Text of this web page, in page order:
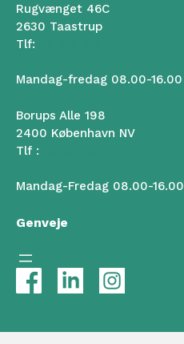
Rugvænget 46C
2630 Taastrup
Tlf:
Mandag-fredag 08.00-16.00
Borups Alle 198
2400 København NV
Tlf :
Mandag-Fredag 08.00-16.00
Genveje